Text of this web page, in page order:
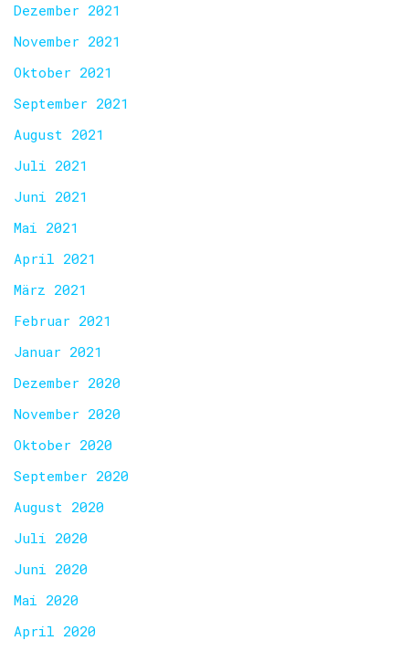
Dezember 2021
November 2021
Oktober 2021
September 2021
August 2021
Juli 2021
Juni 2021
Mai 2021
April 2021
März 2021
Februar 2021
Januar 2021
Dezember 2020
November 2020
Oktober 2020
September 2020
August 2020
Juli 2020
Juni 2020
Mai 2020
April 2020